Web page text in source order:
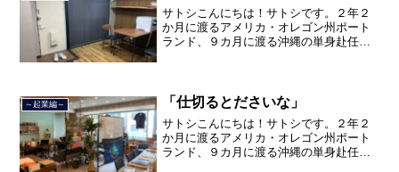
サトシこんにちは！サトシです。２年２
か月に渡るアメリカ・オレゴン州ポート
ランド、９カ月に渡る沖縄の単身赴任の
品川区南大井で不動産を主...
～起業編～ 「仕切るとださいな」
サトシこんにちは！サトシです。２年２
か月に渡るアメリカ・オレゴン州ポート
ランド、９カ月に渡る沖縄の単身赴任の